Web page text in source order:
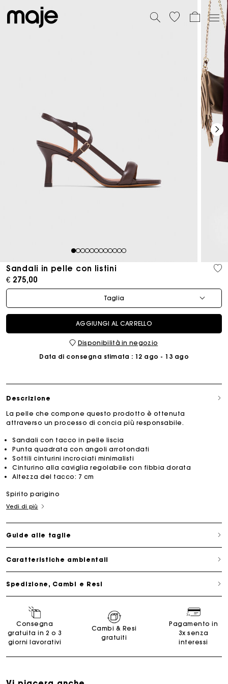
123456789101112
Sandali in pelle con listini
€ 275,00
Taglia
AGGIUNGI AL CARRELLO
Disponibilità in negozio
Data di consegna stimata : 12 ago - 13 ago
Descrizione
La pelle che compone questo prodotto è ottenuta
attraverso un processo di concia più responsabile.
Sandali con tacco in pelle liscia
Punta quadrata con angoli arrotondati
Sottili cinturini incrociati minimalisti
Cinturino alla caviglia regolabile con fibbia dorata
Altezza del tacco: 7 cm
Spirito parigino
Vedi di più
Guide alle taglie
Caratteristiche ambientali
Spedizione, Cambi e Resi
Consegna
gratuita in 2 o 3
giorni lavorativi
Cambi & Resi
gratuiti
Pagamento in
3x senza
interessi